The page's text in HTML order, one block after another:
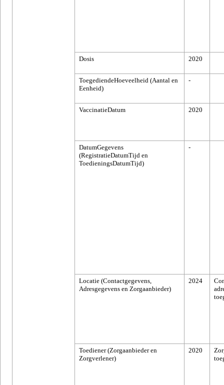
Dosis 2020
ToegediendeHoeveelheid (Aantal en
Eenheid)
-
VaccinatieDatum 2020
DatumGegevens
(RegistratieDatumTijd en
ToedieningsDatumTijd)
-
Locatie (Contactgegevens,
Adresgegevens en Zorgaanbieder)
2024
Toediener (Zorgaanbieder en
Zorgverlener)
2020